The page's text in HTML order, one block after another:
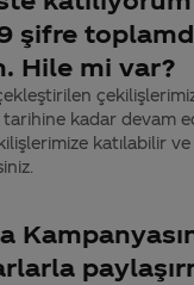
şifre
Hile mi var?
tarihine kadar devam
katılabilir ve